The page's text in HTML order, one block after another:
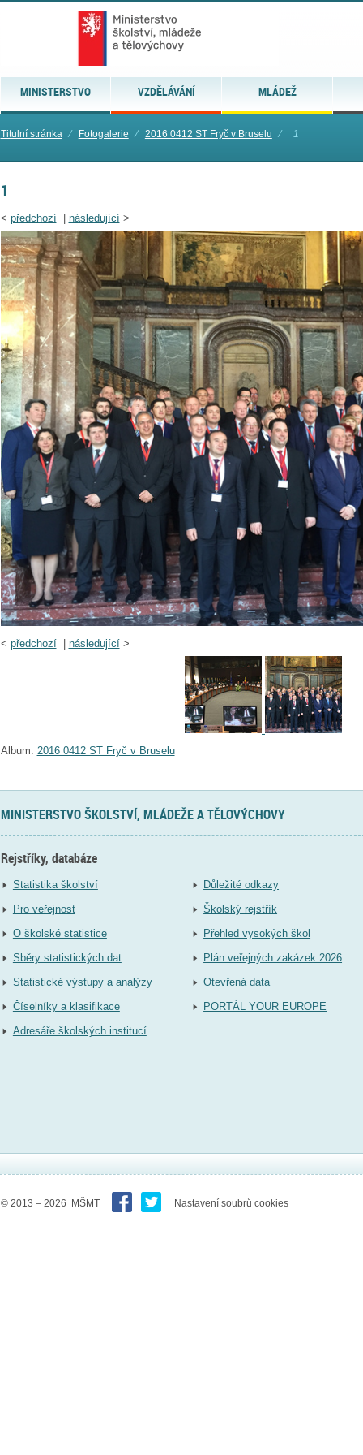
MINISTERSTVO VZDĚLÁVÁNÍ MLÁDEŽ
Titulní stránka ⁄ Fotogalerie ⁄ 2016 0412 ST Fryč v Bruselu ⁄ 1
1
< předchozí| následující>
< předchozí| následující>
Album: 2016 0412 ST Fryč v Bruselu
MINISTERSTVO ŠKOLSTVÍ, MLÁDEŽE A TĚLOVÝCHOVY
Rejstříky, databáze
Statistika školství
Pro veřejnost
O školské statistice
Sběry statistických dat
Statistické výstupy a analýzy
Číselníky a klasifikace
Adresáře školských institucí
Důležité odkazy
Školský rejstřík
Přehled vysokých škol
Plán veřejných zakázek 2026
Otevřená data
PORTÁL YOUR EUROPE
© 2013 – 2026 MŠMT Nastavení soubrů cookies